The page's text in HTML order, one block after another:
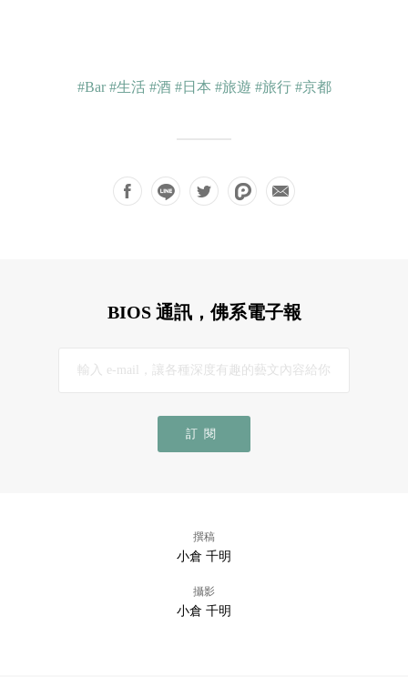
#Bar #生活 #酒 #日本 #旅遊 #旅行 #京都
BIOS 通訊，佛系電子報
訂閱
撰稿
小倉 千明
攝影
小倉 千明